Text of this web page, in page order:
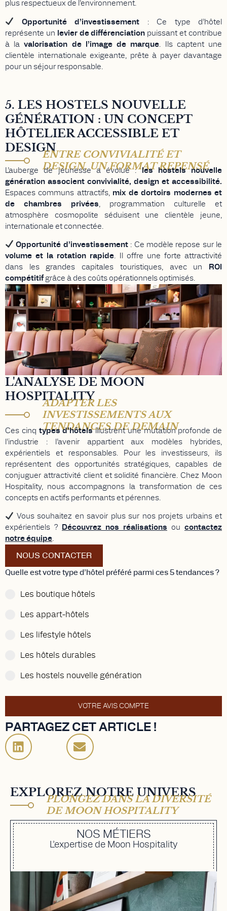
plus respectueux de l’environnement.
Opportunité d’investissement : Ce type d’hôtel
représente un levier de différenciation puissant et contribue
à lavalorisation de l’image de marque . Ils captent une
clientèle internationale exigeante, prête à payer davantage
pour un séjour responsable.
5. LES HOSTELS NOUVELLE
GÉNÉRATION : UN CONCEPT
HÔTELIER ACCESSIBLE ET
DESIGNENTRE CONVIVIALITÉ ET
DESIGN, UN FORMAT REPENSÉ
L’auberge de jeunesse a évolué :les hostels nouvelle
génération associent convivialité, design et accessibilité.
Espaces communs attractifs, mix de dortoirs modernes et
de chambres privées , programmation culturelle et
atmosphère cosmopolite séduisent une clientèle jeune,
internationale et connectée.
Opportunité d’investissement: Ce modèle repose sur le
volume et la rotation rapide . Il offre une forte attractivité
dans les grandes capitales touristiques, avec un
ROI
compétitifgrâce à des coûts opérationnels optimisés.
L'ANALYSE DE MOON
HOSPITALITY
ADAPTER LES
INVESTISSEMENTS AUX
TENDANCES DE DEMAIN
Ces cinq types d’hôtelsillustrent une mutation profonde de
l’industrie : l’avenir appartient aux modèles hybrides,
expérientiels et responsables. Pour les investisseurs, ils
représentent des opportunités stratégiques, capables de
conjuguer attractivité client et solidité financière. Chez Moon
Hospitality, nous accompagnons la transformation de ces
concepts en actifs performants et pérennes.
Vous souhaitez en savoir plus sur nos projets urbains et
expérientiels ?
Découvrez nos réalisations ou contactez
notre équipe.
NOUS CONTACTER
Quelle est votre type d’hôtel préféré parmi ces 5 tendances ?
Les boutique hôtels
Les appart-hôtels
Les lifestyle hôtels
Les hôtels durables
Les hostels nouvelle génération
VOTRE AVIS COMPTE
PARTAGEZ CET ARTICLE !
EXPLOREZ NOTRE UNIVERS
PLONGEZ DANS LA DIVERSITÉ
DE MOON HOSPITALITY
NOS MÉTIERS
L’expertise de Moon Hospitality